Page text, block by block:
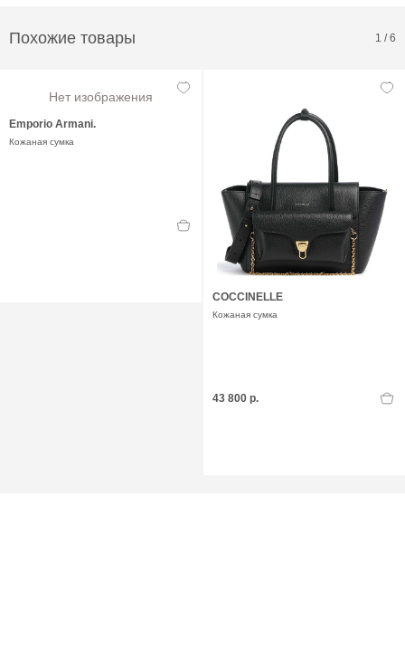
Похожие товары 1 /6
Нет изображения
Emporio Armani.
Кожаная сумка
COCCINELLE
Кожаная сумка
43 800 р.